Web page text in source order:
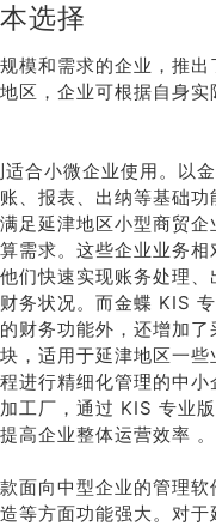
选择
模和需求的企业，推出
区，企业可根据自身
合小微企业使用。以
、报表、出纳等基础
足延津地区小型商贸
需求。这些企业业务
们快速实现账务处理、
务状况。而金蝶 KIS
财务功能外，还增加
，适用于延津地区一些
进行精细化管理的中小
工厂，通过 KIS 专业
高企业整体运营效率 。
面向中型企业的管理软
等方面功能强大。对于